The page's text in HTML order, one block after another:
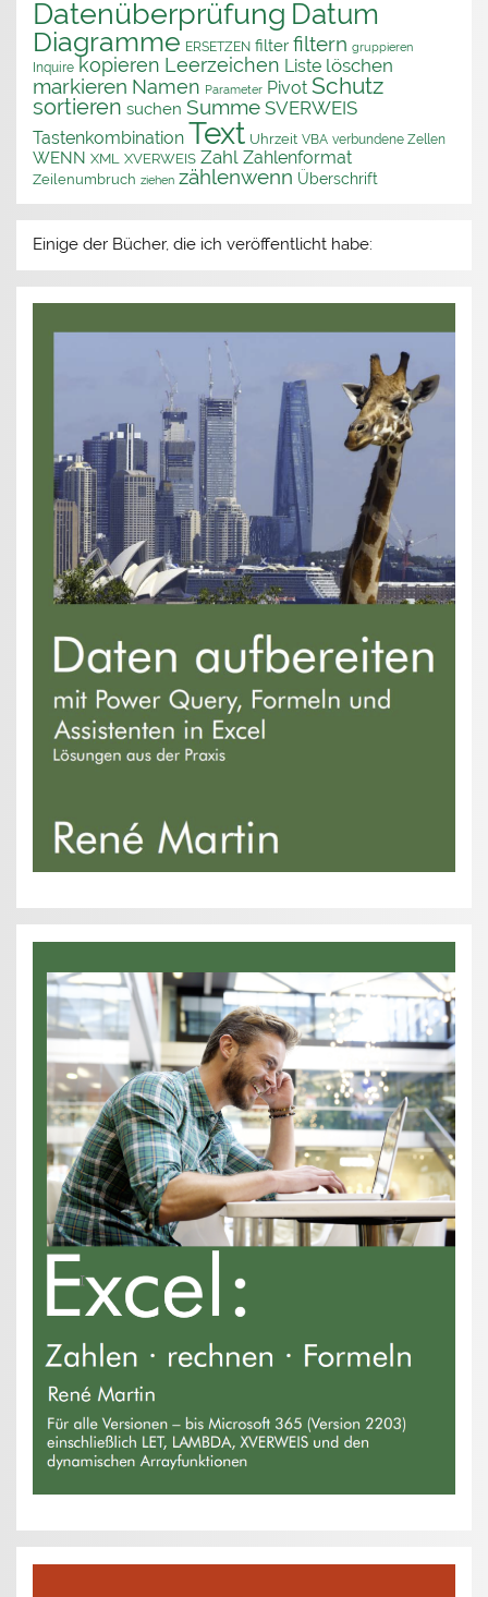
Datenüberprüfung Datum
Diagramme ERSETZEN filter filtern gruppieren
Inquire kopieren Leerzeichen Liste löschen
markieren Namen Parameter Pivot Schutz
sortieren suchen Summe SVERWEIS
Tastenkombination Text Uhrzeit VBA verbundene Zellen
WENN XML XVERWEIS Zahl Zahlenformat
Zeilenumbruch ziehen zählenwenn Überschrift
Einige der Bücher, die ich veröffentlicht habe: